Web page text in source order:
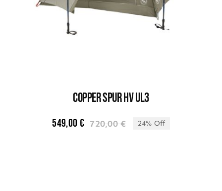
COPPER SPUR HV UL3
720,00€Le
549,00 €
Le
24% Off